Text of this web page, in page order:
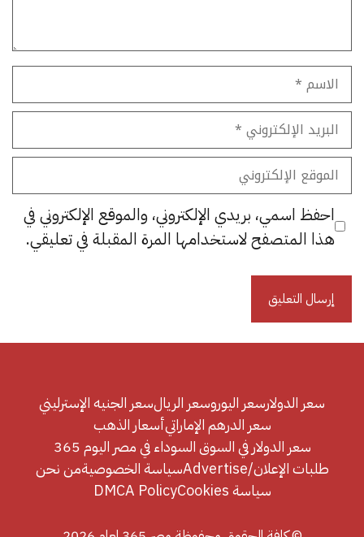
الاسم
البريد
الإلكتروني
الموقع
الإلكتروني
احفظ اسمي، بريدي الإلكتروني، والموقع الإلكتروني في
هذا المتصفح لاستخدامها المرة المقبلة في تعليقي.
سعر الدولارسعر اليوروسعر الريالسعر الجنيه الإسترليني
سعر الدرهم الإماراتيأسعار الذهب
سعر الدولار في السوق السوداء في مصر اليوم 365
طلبات الإعلان/Advertise
سياسة الخصوصيةمن نحن
سياسة Cookies
DMCA Policy